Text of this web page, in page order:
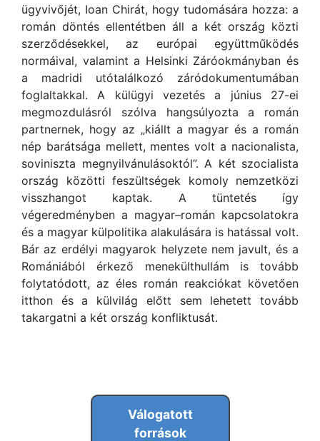
ügyvivőjét, Ioan Chirát, hogy tudomására hozza: a
román döntés ellentétben áll a két ország közti
szerződésekkel, az európai együttműködés
normáival, valamint a Helsinki Záróokmányban és
a madridi utótalálkozó záródokumentumában
foglaltakkal. A külügyi vezetés a június 27-ei
megmozdulásról szólva hangsúlyozta a román
partnernek, hogy az „kiállt a magyar és a román
nép barátsága mellett, mentes volt a nacionalista,
soviniszta megnyilvánulásoktól”. A két szocialista
ország közötti feszültségek komoly nemzetközi
visszhangot kaptak. A tüntetés így
végeredményben a magyar–román kapcsolatokra
és a magyar külpolitika alakulására is hatással volt.
Bár az erdélyi magyarok helyzete nem javult, és a
Romániából érkező menekülthullám is tovább
folytatódott, az éles román reakciókat követően
itthon és a külvilág előtt sem lehetett tovább
takargatni a két ország konfliktusát.
Válogatott
források